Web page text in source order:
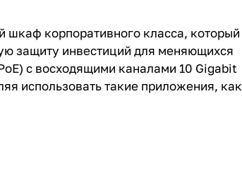
корпоративного класса, который
защиту инвестиций для меняющихся
с восходящими каналами 10 Gigabit
использовать такие приложения, как